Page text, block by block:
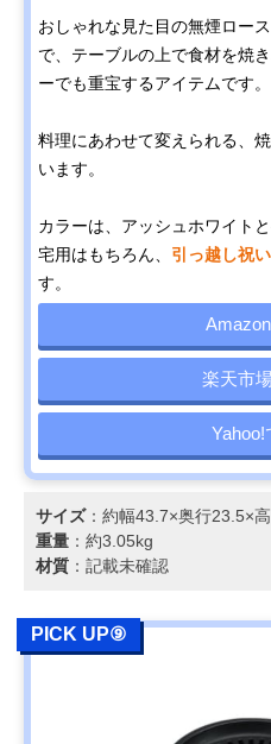
おしゃれな見た目の無煙ロー
で、テーブルの上で食材を焼
ーでも重宝するアイテムです。
料理にあわせて変えられる、
います。
カラーは、アッシュホワイト
宅用はもちろん、 引っ越し祝
す。
楽天市
Yahoo!
サイズ：約幅43.7×奥行23.5×
重量 ：約3.05kg
材質 ：記載未確認
PICK UP⑨